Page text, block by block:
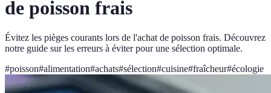
de poisson frais
Évitez les pièges courants lors de l'achat de poisson frais. Découvrez
notre guide sur les erreurs à éviter pour une sélection optimale.
#poisson#alimentation#achats#sélection#cuisine#fraîcheur#écologie